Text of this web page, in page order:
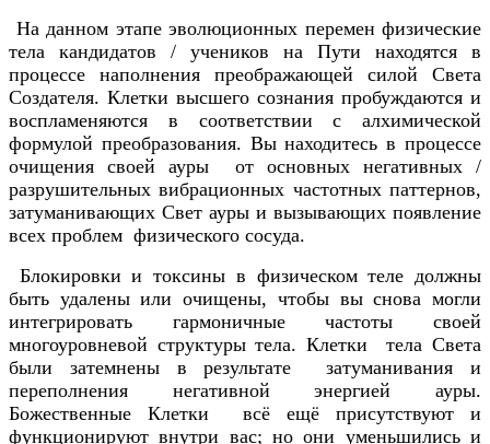
На данном этапе эволюционных перемен физические
тела кандидатов / учеников на Пути находятся в
процессе наполнения преображающей силой Света
Создателя. Клетки высшего сознания пробуждаются и
воспламеняются в соответствии с алхимической
формулой преобразования. Вы находитесь в процессе
очищения своей ауры от основных негативных /
разрушительных вибрационных частотных паттернов,
затуманивающих Свет ауры и вызывающих появление
всех проблем физического сосуда.
Блокировки и токсины в физическом теле должны
быть удалены или очищены, чтобы вы снова могли
интегрировать гармоничные частоты своей
многоуровневой структуры тела. Клетки тела Света
были затемнены в результате затуманивания и
переполнения негативной энергией ауры.
Божественные Клетки всё ещё присутствуют и
функционируют внутри вас; но они уменьшились и